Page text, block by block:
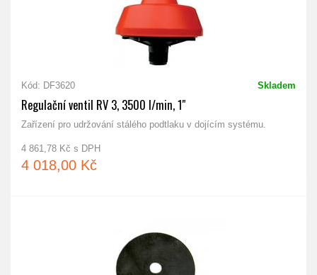
Kód: DF3620 Skladem
Regulační ventil RV 3, 3500 l/min, 1"
Zařízení pro udržování stálého podtlaku v dojícím systému.
4 861,78 Kč s DPH
4 018,00 Kč